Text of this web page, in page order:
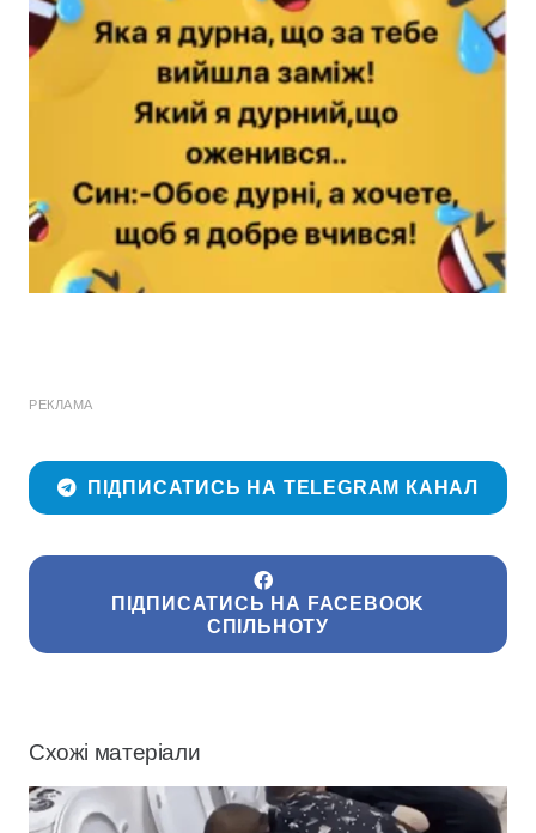
РЕКЛАМА
ПІДПИСАТИСЬ НА TELEGRAM КАНАЛ
ПІДПИСАТИСЬ НА FACEBOOK
СПІЛЬНОТУ
Схожі матеріали